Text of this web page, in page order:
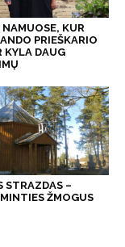
KUR
PRIEŠKARIO
KYLA DAUG
STRAZDAS –
ŽMOGUS